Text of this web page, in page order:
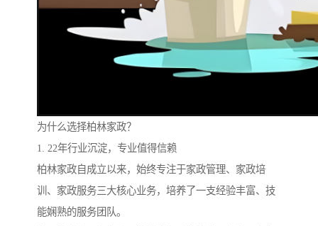
为什么选择柏林家政？
1. 22年行业沉淀，专业值得信赖
柏林家政自成立以来，始终专注于家政管理、家政培
训、家政服务三大核心业务，培养了一支经验丰富、技
能娴熟的服务团队。